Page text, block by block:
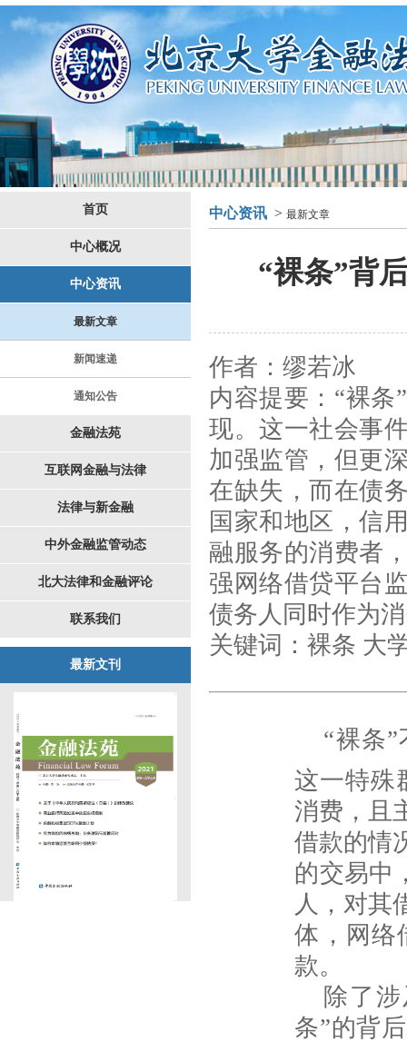
首页
中心概况
中心资讯
最新文章
新闻速递
通知公告
金融法苑
互联网金融与法律
法律与新金融
中外金融监管动态
北大法律和金融评论
联系我们
最新文刊
中心资讯 > 最新文章
“裸条”背
作者 ： 缪若冰
内容提要 ： “裸条
现。这一社会事
加强监管，但更
在缺失，而在债
国家和地区，信
融服务的消费者
强网络借贷平台
债务人同时作为
关键词 ： 裸条 大
“裸条
这一特殊
消费，且
借款的情
的交易中
人，对其
体，网络
款。
除了
条”的背